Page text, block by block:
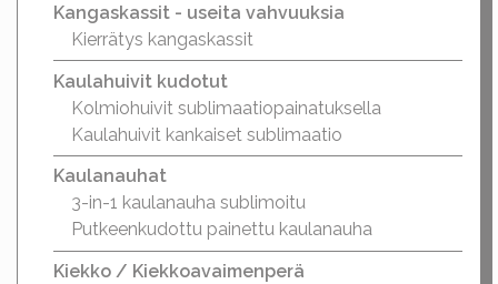
Kangaskassit - useita vahvuuksia
Kierrätys kangaskassit
Kaulahuivit kudotut
Kolmiohuivit sublimaatiopainatuksella
Kaulahuivit kankaiset sublimaatio
Kaulanauhat
3-in-1 kaulanauha sublimoitu
Putkeenkudottu painettu kaulanauha
Kiekko / Kiekkoavaimenperä